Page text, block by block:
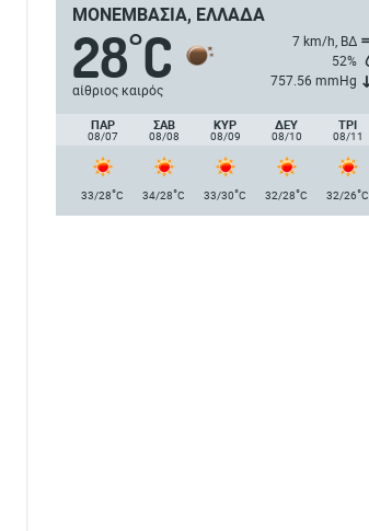
ΜΟΝΕΜΒΑΣΙΆ, ΕΛΛΆΔΑ
28°C
αίθριος καιρός
7 km/h, ΒΔ
52%
757.56 mmHg
ΠΑΡ
08/07
ΣΑΒ
08/08
ΚΥΡ
08/09
ΔΕΥ
08/10
ΤΡΙ
08/11
33/28°C 34/28°C 33/30°C 32/28°C 32/26°C